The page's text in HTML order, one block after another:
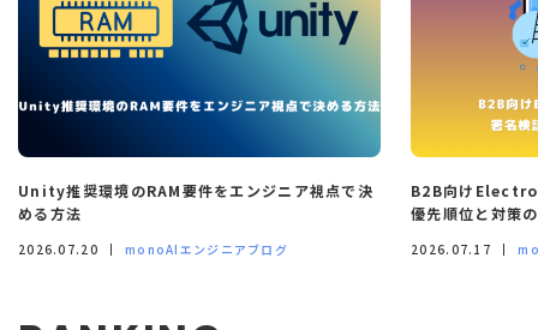
Unity推奨環境のRAM要件をエンジニア視点で決
める方法
2026.07.20 monoAIエンジニアブログ
B2B向け
優先順位と対策
2026.07.17